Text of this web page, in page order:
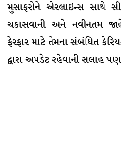
મુસાફરોને એરલાઇન્સ સાથે
ચકાસવાની અને નવીનતમ
ફેરફાર માટે તેમના સંબંધિત
દ્વારા અપડેટ રહેવાની સલાહ